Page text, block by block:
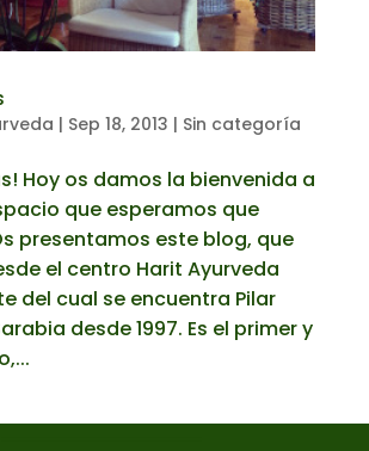
| Sep 18, 2013 | Sin categoría
Hoy os damos la bienvenida a
que esperamos que
presentamos este blog, que
el centro Harit Ayurveda
del cual se encuentra Pilar
desde 1997. Es el primer y